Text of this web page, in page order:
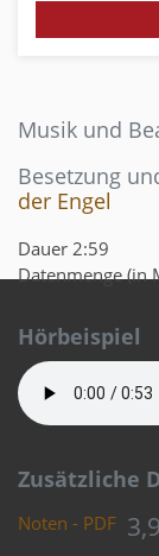
Musik und
Besetzung
der Engel
Dauer 2:59
Datenmenge (in
Hörbeispiel
Zusätzliche
Noten - PDF